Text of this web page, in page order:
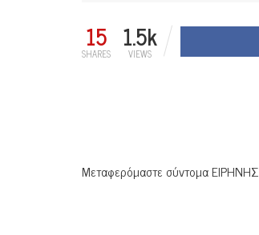
15
SHARES 1.5k
VIEWS
Μεταφερόμαστε σύντομα